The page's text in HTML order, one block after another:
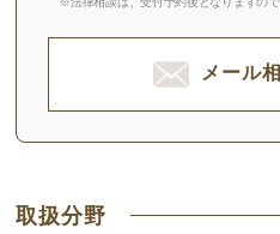
メール
取扱分野